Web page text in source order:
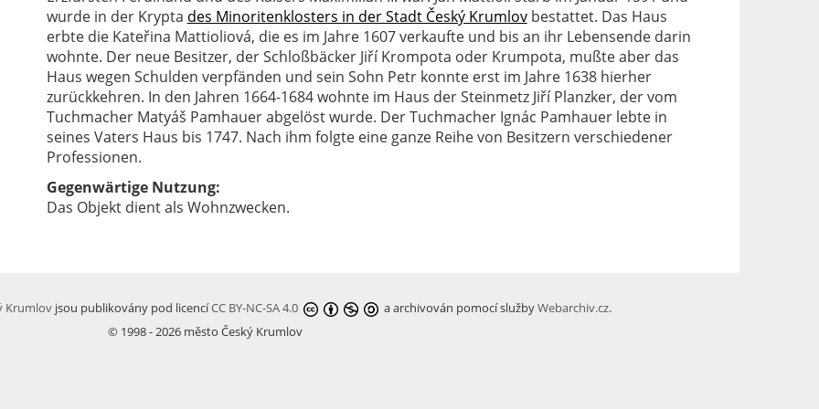
wurde in der Krypta des Minoritenklosters in der Stadt Český Krumlovbestattet. Das Haus
erbte die Kateřina Mattioliová, die es im Jahre 1607 verkaufte und bis an ihr Lebensende darin
wohnte. Der neue Besitzer, der Schloßbäcker Jiří Krompota oder Krumpota, mußte aber das
Haus wegen Schulden verpfänden und sein Sohn Petr konnte erst im Jahre 1638 hierher
zurückkehren. In den Jahren 1664-1684 wohnte im Haus der Steinmetz Jiří Planzker, der vom
Tuchmacher Matyáš Pamhauer abgelöst wurde. Der Tuchmacher Ignác Pamhauer lebte in
seines Vaters Haus bis 1747. Nach ihm folgte eine ganze Reihe von Besitzern verschiedener
Professionen.
Gegenwärtige Nutzung:
Das Objekt dient als Wohnzwecken.
Krumlov jsou publikovány pod licencíCC BY-NC-SA 4.0 a archivován pomocí službyWebarchiv.cz.
© 1998 - 2026 město Český Krumlov